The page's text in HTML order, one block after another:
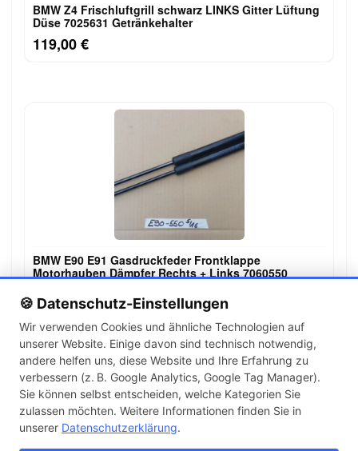
🍪 Datenschutz-Einstellungen
Wir verwenden Cookies und ähnliche Technologien auf
unserer Website. Einige davon sind technisch notwendig,
andere helfen uns, diese Website und Ihre Erfahrung zu
verbessern (z. B. Google Analytics, Google Tag Manager).
Sie können selbst entscheiden, welche Kategorien Sie
zulassen möchten. Weitere Informationen finden Sie in
unserer Datenschutzerklärung.
BMW Z4 Frischluftgrill schwarz LINKS Gitter Lüftung
Düse 7025631 Getränkehalter
119,00 €
BMW E90 E91 Gasdruckfeder Frontklappe
Motorhauben Dämpfer Rechts + Links 7060550
19,99 €
← 1 2 3 … 142 →
Artikel pro Seite